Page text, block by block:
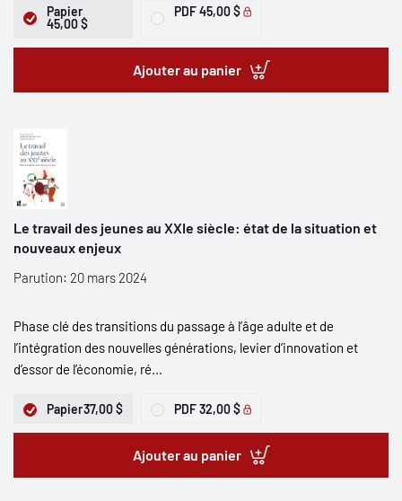
Papier
45,00 $
PDF45,00 $
Ajouter au panier
Le travail des jeunes au XXIe siècle: état de la situation et
nouveaux enjeux
Parution: 20 mars 2024
Phase clé des transitions du passage à l’âge adulte et de
l’intégration des nouvelles générations, levier d’innovation et
d’essor de l’économie, ré...
Papier37,00 $ PDF32,00 $
Ajouter au panier